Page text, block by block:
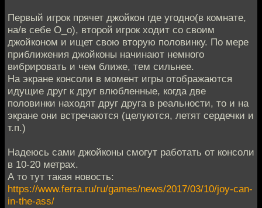
Первый игрок прячет джойкон где угодно(в комнате,
на/в себе О_о), второй игрок ходит со своим
джойконом и ищет свою вторую половинку. По мере
приближения джойконы начинают немного
вибрировать и чем ближе, тем сильнее.
На экране консоли в момент игры отображаются
идущие друг к друг влюбленные, когда две
половинки находят друг друга в реальности, то и на
экране они встречаются (целуются, летят сердечки и
т.п.)
Надеюсь сами джойконы смогут работать от консоли
в 10-20 метрах.
А то тут такая новость:
https://www.ferra.ru/ru/games/news/2017/03/10/joy-can-
in-the-ass/